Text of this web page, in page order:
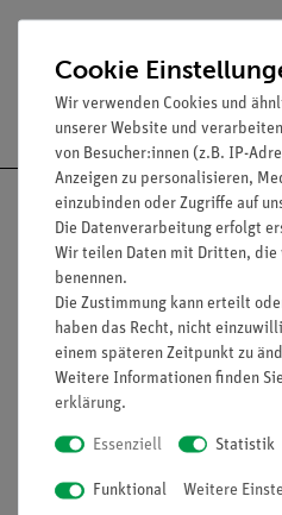
Informationen
Projekte und Lösungen
Cookie
Wir verwenden Cookies und
unserer Website und
von Besucher:innen (z.B. IP-
Anzeigen zu personalisieren,
einzubinden oder Zugriffe auf
Die Datenverarbeitung erfolgt
Wir teilen Daten mit Dritten, die
benennen.
Die Zustimmung kann erteilt
haben das Recht, nicht
einem späteren Zeitpunkt zu
Weitere Informationen finden
erklärung.
Essenziell Statistik
Funktional Weitere